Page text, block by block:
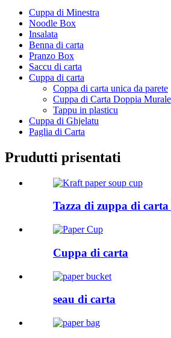
Cuppa di Minestra
Noodle Box
Insalata
Benna di carta
Pranzo Box
Saccu di carta
Cuppa di carta
Coppa di carta unica da parete
Cuppa di Carta Doppia Murale
Tappu in plasticu
Cuppa di Ghjelatu
Paglia di Carta
Prudutti prisentati
Tazza di zuppa di
Cuppa di carta
seau di carta